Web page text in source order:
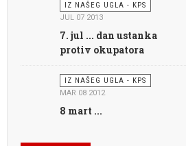
IZ NAŠEG UGLA - KPS
JUL 07 2013
7. jul ... dan ustanka
protiv okupatora
IZ NAŠEG UGLA - KPS
MAR 08 2012
8 mart ...